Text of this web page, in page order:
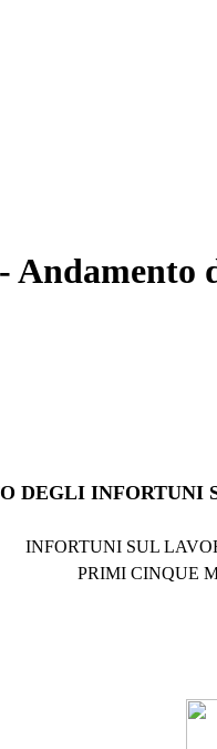
DEGLI INFORTUNI
INFORTUNI SUL
PRIMI CINQUE